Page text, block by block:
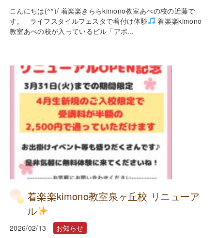
こんにちは(^^)/ 着楽楽きららkimono教室あべの校の近藤で
す。 ライフスタイルフェスタで着付け体験
着楽楽kimono
教室あべの校が入っているビル「アポ...
着楽楽kimono教室泉ヶ丘校 リニューア
ル
2026/02/13 お知らせ